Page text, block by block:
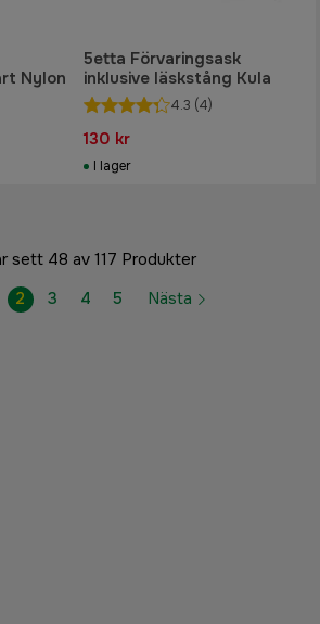
Nylon
5etta Förvaringsask
inklusive läskstång Kula
4.3 (4)
130 kr
I lager
sett 48 av 117 Produkter
2 3 4 5 Nästa